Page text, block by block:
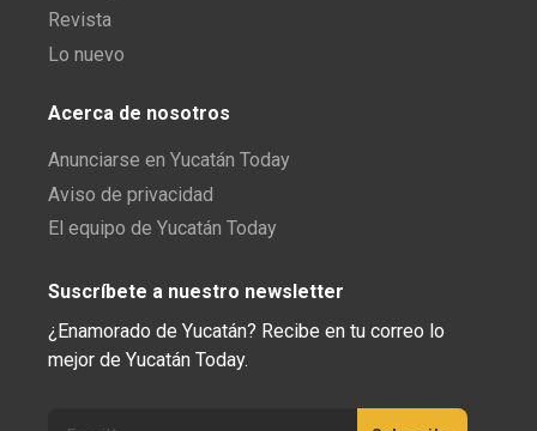
Revista
Lo nuevo
Acerca de nosotros
Anunciarse en Yucatán Today
Aviso de privacidad
El equipo de Yucatán Today
Suscríbete a nuestro newsletter
¿Enamorado de Yucatán? Recibe en tu correo lo
mejor de Yucatán Today.